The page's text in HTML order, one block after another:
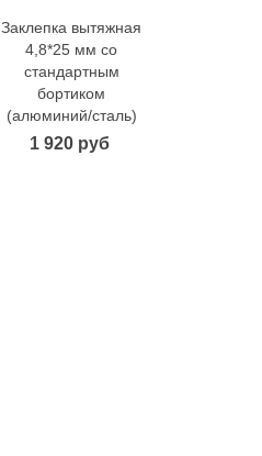
В корзину
Заклепка вытяжная
4,8*25 мм со
стандартным
бортиком
(алюминий/сталь)
1 920 руб